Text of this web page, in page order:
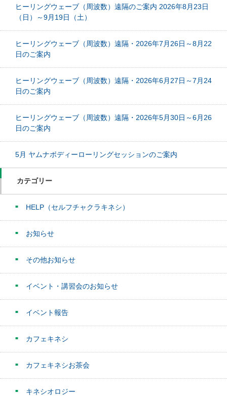
ヒーリングウェーブ（周波数）遠隔のご案内 2026年8月23日
（日）～9月19日（土）
ヒーリングウェーブ（周波数）遠隔・2026年7月26日～8月22
日のご案内
ヒーリングウェーブ（周波数）遠隔・2026年6月27日～7月24
日のご案内
ヒーリングウェーブ（周波数）遠隔・2026年5月30日～6月26
日のご案内
5月 ヤムナボディーローリングセッションのご案内
カテゴリー
HELP（セルフチャクラキネシ）
お知らせ
その他お知らせ
イベント・講習会のお知らせ
イベント報告
カフェキネシ
カフェキネシお茶会
キネシオロジー